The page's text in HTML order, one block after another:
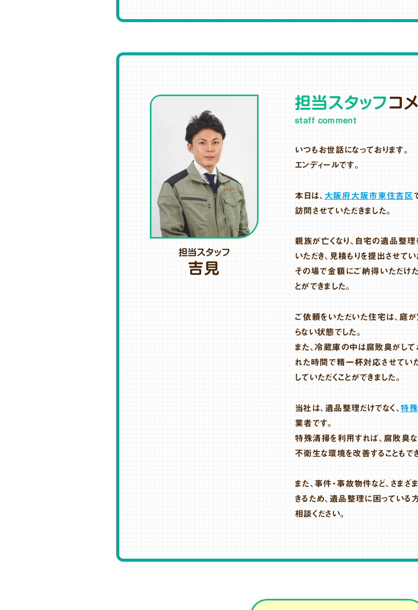
担当スタッフコ
staff comment
いつもお世話になっております。
エンディールです。
本日は、 大阪府大阪市東住吉区
訪問させていただきました。
親族が亡くなり、自宅の遺品整
いただき、見積もりを提出させてい
その場で金額にご納得いただけ
とができました。
ご依頼をいただいた住宅は、庭
らない状態でした。
また、冷蔵庫の中は腐敗臭がして
れた時間で精一杯対応させてい
していただくことができました。
当社は、遺品整理だけでなく、特
業者です。
特殊清掃を利用すれば、腐敗臭な
不衛生な環境を改善することもでき
また、事件・事故物件など、さま
きるため、遺品整理に困っている
相談ください。
担当スタッフ
吉見